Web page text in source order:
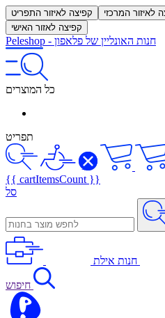
קפיצה לאיזור התפריט לאיזור המרכזי
קפיצה לאזור האישי
Peleshop - חנות האונליין של פלאפון
כל המוצרים
תפריט
{{ cartItemsCount }}
סל
חנות אילת
חיפוש